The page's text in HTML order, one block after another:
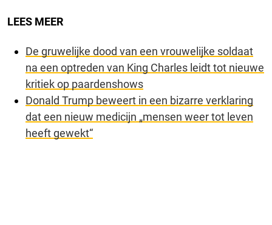
LEES MEER
De gruwelijke dood van een vrouwelijke soldaat
na een optreden van King Charles leidt tot nieuwe
kritiek op paardenshows
Donald Trump beweert in een bizarre verklaring
dat een nieuw medicijn „mensen weer tot leven
heeft gewekt“